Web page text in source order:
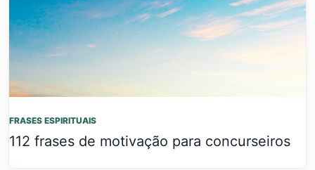
FRASES ESPIRITUAIS
112 frases de motivação para concurseiros